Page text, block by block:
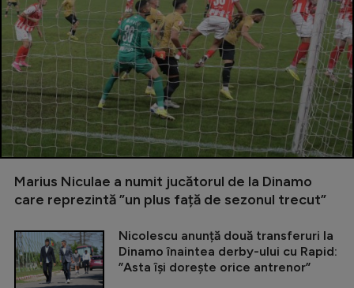
Marius Niculae a numit jucătorul de la Dinamo
care reprezintă ”un plus față de sezonul trecut”
Nicolescu anunță două transferuri la
Dinamo înaintea derby-ului cu Rapid:
”Asta își dorește orice antrenor”